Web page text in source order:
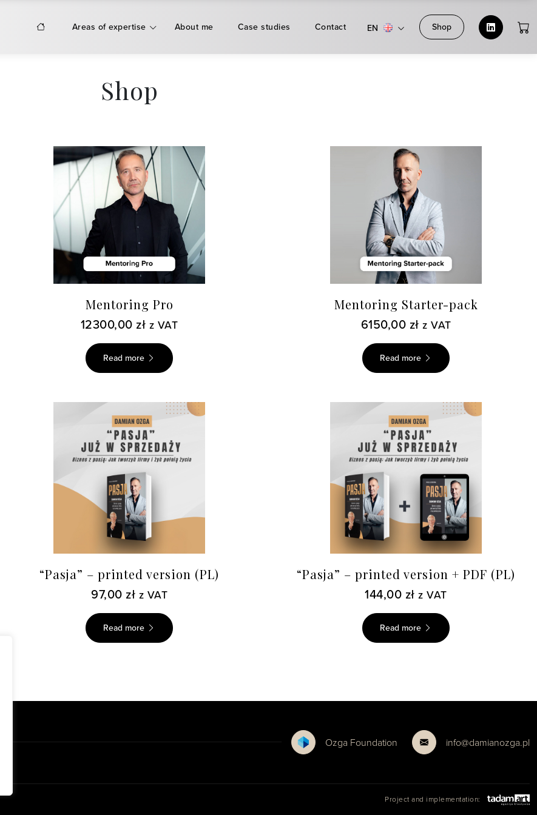
Areas of expertise About me Case studies Contact EN Shop
Shop
Mentoring Pro
12300,00 zł z VAT
Read more
Mentoring Starter-pack
6150,00 zł z VAT
Read more
“Pasja” – printed version (PL)
97,00 zł z VAT
Read more
“Pasja” – printed version + PDF (PL)
144,00 zł z VAT
Read more
Ozga Foundation info@damianozga.pl
Project and implementation: